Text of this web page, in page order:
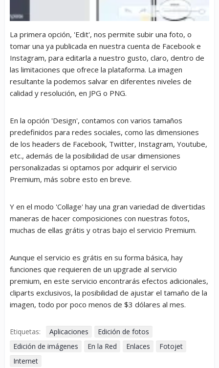
La primera opción, 'Edit', nos permite subir una foto, o
tomar una ya publicada en nuestra cuenta de Facebook e
Instagram, para editarla a nuestro gusto, claro, dentro de
las limitaciones que ofrece la plataforma. La imagen
resultante la podemos salvar en diferentes niveles de
calidad y resolución, en JPG o PNG.
En la opción 'Design', contamos con varios tamaños
predefinidos para redes sociales, como las dimensiones
de los headers de Facebook, Twitter, Instagram, Youtube,
etc., además de la posibilidad de usar dimensiones
personalizadas si optamos por adquirir el servicio
Premium, más sobre esto en breve.
Y en el modo 'Collage' hay una gran variedad de divertidas
maneras de hacer composiciones con nuestras fotos,
muchas de ellas grátis y otras bajo el servicio Premium.
Aunque el servicio es grátis en su forma básica, hay
funciones que requieren de un upgrade al servicio
premium, en este servicio encontrarás efectos adicionales,
cliparts exclusivos, la posibilidad de ajustar el tamaño de la
imagen, todo por poco menos de $3 dólares al mes.
Etiquetas: Aplicaciones
Edición de fotos
Edición de imágenes
En la Red Enlaces
Fotojet
Internet